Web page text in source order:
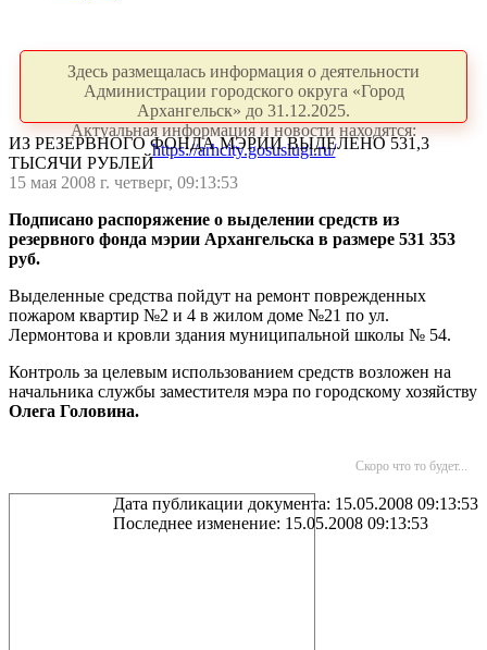
Здесь размещалась информация о деятельности
Администрации городского округа «Город
Архангельск» до 31.12.2025.
Актуальная информация и новости находятся:
https://arhcity.gosuslugi.ru/
ИЗ РЕЗЕРВНОГО ФОНДА МЭРИИ ВЫДЕЛЕНО 531,3
ТЫСЯЧИ РУБЛЕЙ
15 мая 2008 г. четверг, 09:13:53
Подписано распоряжение о выделении средств из
резервного фонда мэрии Архангельска в размере 531 353
руб.
Выделенные средства пойдут на ремонт поврежденных
пожаром квартир №2 и 4 в жилом доме №21 по ул.
Лермонтова и кровли здания муниципальной школы № 54.
Контроль за целевым использованием средств возложен на
начальника службы заместителя мэра по городскому хозяйству
Олега Головина.
Скоро что то будет...
Дата публикации документа: 15.05.2008 09:13:53
Последнее изменение: 15.05.2008 09:13:53